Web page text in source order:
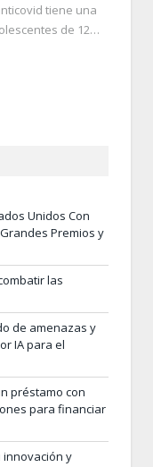
tiene una
de 12…
Unidos Con
Premios y
las
de amenazas y
IA para el
préstamo con
para financiar
innovación y